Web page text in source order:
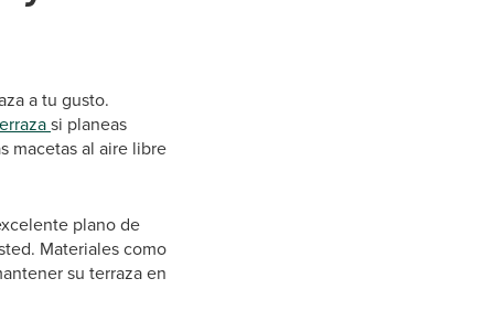
a tu gusto.
si planeas
macetas al aire libre
plano de
Materiales como
su terraza en